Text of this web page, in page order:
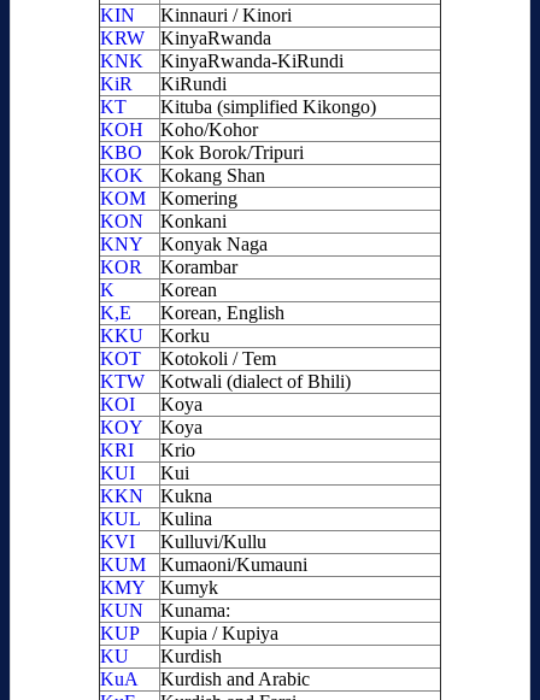
KIN
Kinnauri / Kinori
KRW
KinyaRwanda
KNK
KinyaRwanda-KiRundi
KiR
KiRundi
KT
Kituba (simplified Kikongo)
KOH
Koho/Kohor
KBO
Kok Borok/Tripuri
KOK
Kokang Shan
KOM
Komering
KON
Konkani
KNY
Konyak Naga
KOR
Korambar
K
Korean
K,E
Korean, English
KKU
Korku
KOT
Kotokoli / Tem
KTW
Kotwali (dialect of Bhili)
KOI
Koya
KOY
Koya
KRI
Krio
KUI
Kui
KKN
Kukna
KUL
Kulina
KVI
Kulluvi/Kullu
KUM
Kumaoni/Kumauni
KMY
Kumyk
KUN
Kunama:
KUP
Kupia / Kupiya
KU
Kurdish
KuA
Kurdish and Arabic